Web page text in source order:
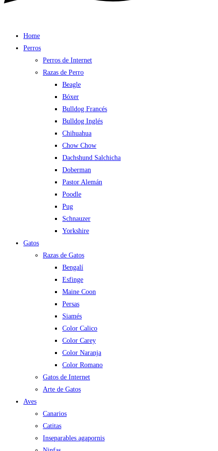
Home
Perros
Perros de Internet
Razas de Perro
Beagle
Bóxer
Bulldog Francés
Bulldog Inglés
Chihuahua
Chow Chow
Dachshund Salchicha
Doberman
Pastor Alemán
Poodle
Pug
Schnauzer
Yorkshire
Gatos
Razas de Gatos
Bengalí
Esfinge
Maine Coon
Persas
Siamés
Color Calico
Color Carey
Color Naranja
Color Romano
Gatos de Internet
Arte de Gatos
Aves
Canarios
Catitas
Inseparables agapornis